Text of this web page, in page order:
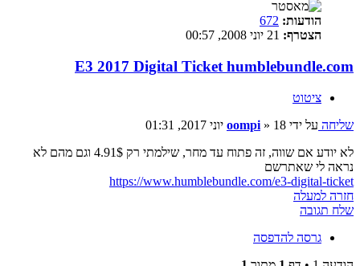
הודעות: 672
הצטרף:
E3 2017 Digital Ticket humblebundle.com
ציטוט
שליחה על ידי oompi » 18 יוני 2017, 01:31
לא יודע אם שווה, זה פתוח עד מחר, שילמתי רק 4.91$ וגם מהם לא
נראה לי שאתרשם
https://www.humblebundle.com/e3-digital-ticket
חזרה למעלה
שלח תגובה
גרסה להדפסה